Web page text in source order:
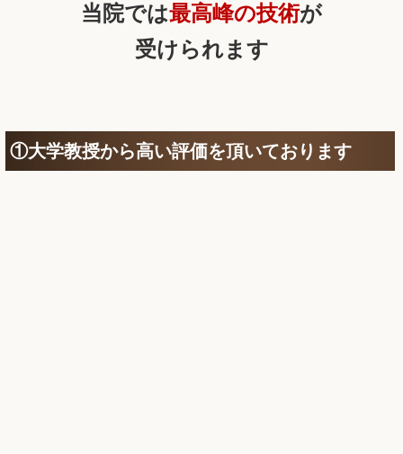
当院では最高峰の技術が
受けられます
①大学教授から高い評価を頂いております